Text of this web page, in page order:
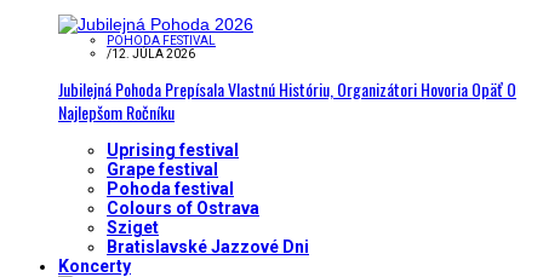
POHODA FESTIVAL
/12. JÚLA 2026
Jubilejná Pohoda Prepísala Vlastnú Históriu, Organizátori Hovoria Opäť O
Najlepšom Ročníku
Uprising festival
Grape festival
Pohoda festival
Colours of Ostrava
Sziget
Bratislavské Jazzové Dni
Koncerty